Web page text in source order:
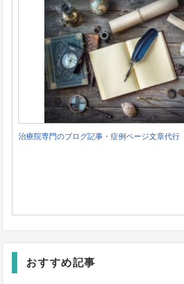
治療院専門のブログ記事・症例ページ文章代行
おすすめ記事